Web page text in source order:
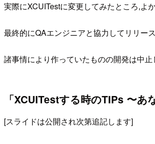
実際にXCUITestに変更してみたところ,よ
最終的にQAエンジニアと協力してリリー
諸事情により作っていたものの開発は中
「XCUITestする時のTIPs 〜
[スライドは公開され次第追記します]